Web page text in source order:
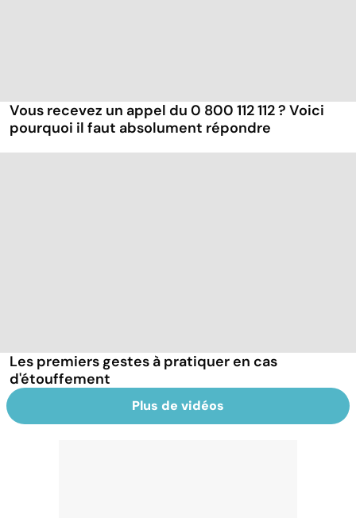
Vous recevez un appel du 0 800 112 112 ? Voici
pourquoi il faut absolument répondre
Les premiers gestes à pratiquer en cas
d'étouffement
Plus de vidéos